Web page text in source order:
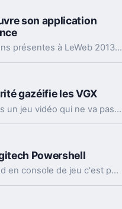
son application
HotelTonight est une des innovations présentes à LeWeb 2013 à Paris.
gazéifie les VGX
Les héros de South Park arrive dans un jeu vidéo qui ne va pas sentir la rose.
Powershell
Transformer son iPhone ou son iPod en console de jeu c'est possible avec la manette Logitech Powershell !